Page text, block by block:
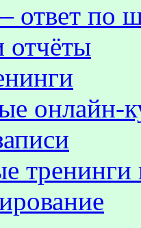
ответ по
онлайн-
тренинги